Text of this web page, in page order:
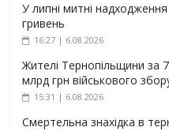
У липні митні
гривень
16:27 | 6.08.2026
Жителі Тернопільщини за
млрд грн військового
15:31 | 6.08.2026
Смертельна знахідка в